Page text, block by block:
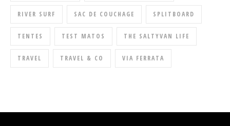
RIVER SURF SAC DE COUCHAGE SPLITBOARD
TENTES TEST MATOS THE SALTYVAN LIFE
TRAVEL TRAVEL & CO VIA FERRATA